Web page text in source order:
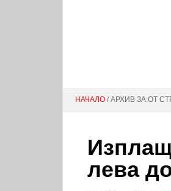
НАЧАЛО / АРХИВ ЗА:ОТ
лева